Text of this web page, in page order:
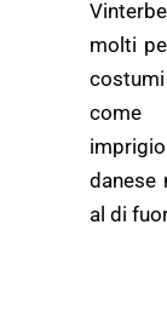
molti
come
danese
al di